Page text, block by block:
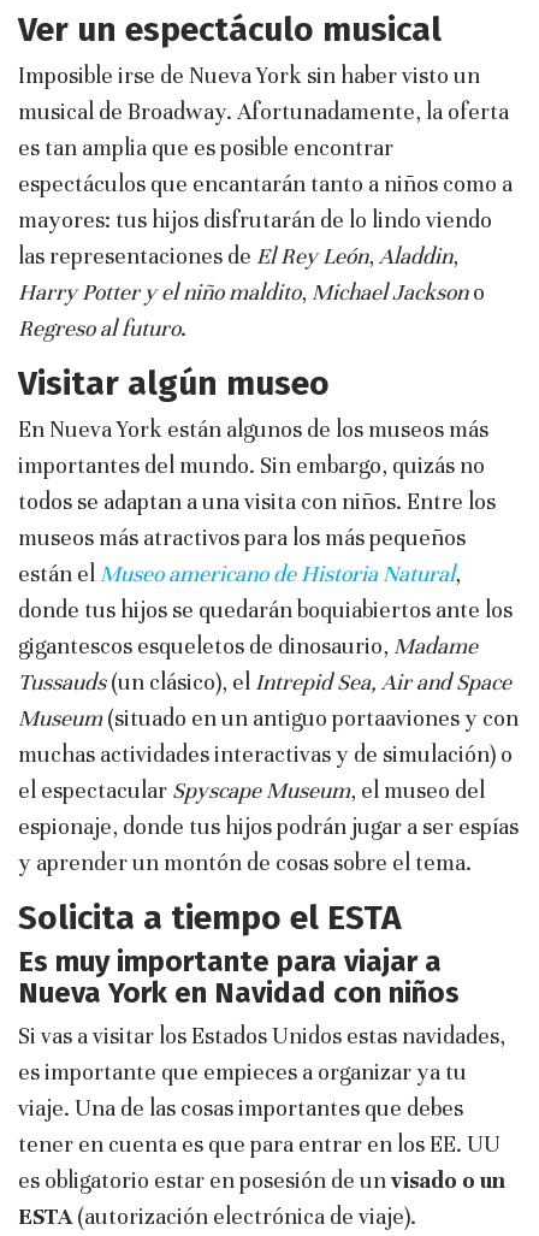
Ver un espectáculo musical
Imposible irse de Nueva York sin haber visto un
musical de Broadway. Afortunadamente, la oferta
es tan amplia que es posible encontrar
espectáculos que encantarán tanto a niños como a
mayores: tus hijos disfrutarán de lo lindo viendo
las representaciones de El Rey León, Aladdin,
Harry Potter y el niño maldito, Michael Jacksono
Regreso al futuro.
Visitar algún museo
En Nueva York están algunos de los museos más
importantes del mundo. Sin embargo, quizás no
todos se adaptan a una visita con niños. Entre los
museos más atractivos para los más pequeños
están el Museo americano de Historia Natural,
donde tus hijos se quedarán boquiabiertos ante los
gigantescos esqueletos de dinosaurio, Madame
Tussauds(un clásico), el Intrepid Sea, Air and Space
Museum(situado en un antiguo portaaviones y con
muchas actividades interactivas y de simulación) o
el espectacular Spyscape Museum, el museo del
espionaje, donde tus hijos podrán jugar a ser espías
y aprender un montón de cosas sobre el tema.
Solicita a tiempo el ESTA
Es muy importante para viajar a
Nueva York en Navidad con niños
Si vas a visitar los Estados Unidos estas navidades,
es importante que empieces a organizar ya tu
viaje. Una de las cosas importantes que debes
tener en cuenta es que para entrar en los EE. UU
es obligatorio estar en posesión de unvisado o un
ESTA (autorización electrónica de viaje).